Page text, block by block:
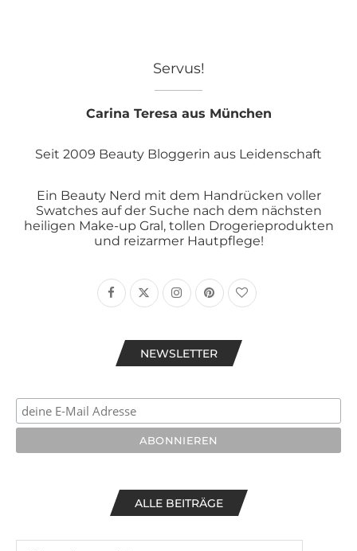
Servus!
Carina Teresa aus München
Seit 2009 Beauty Bloggerin aus Leidenschaft
Ein Beauty Nerd mit dem Handrücken voller
Swatches auf der Suche nach dem nächsten
heiligen Make-up Gral, tollen Drogerieprodukten
und reizarmer Hautpflege!
NEWSLETTER
ALLE BEITRÄGE